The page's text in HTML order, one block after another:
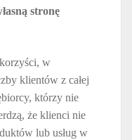
stronę
w
klientów z całej
którzy nie
że klienci nie
lub usług w